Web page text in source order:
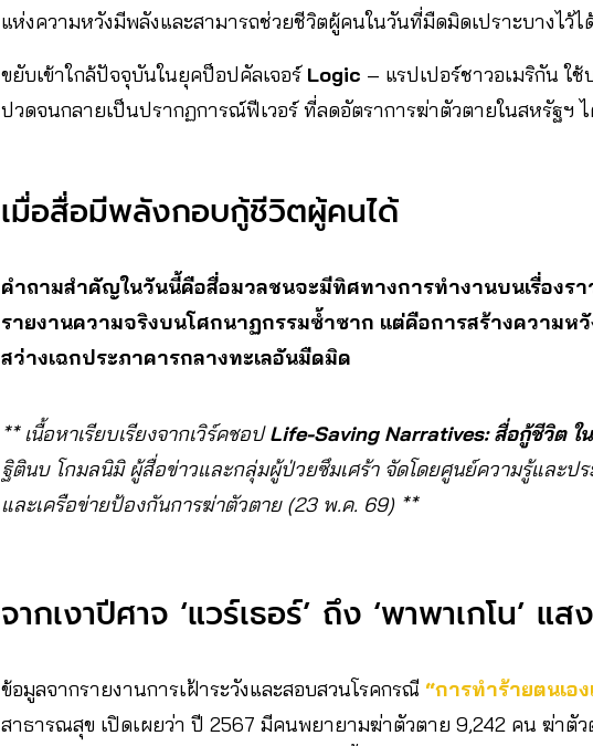
แห่งความหวังมีพลังและสามารถช่วยชีวิตผู้คนในวันที่มืดมิดเปราะบางไว้ไ
ขยับเข้าใกล้ปัจจุบันในยุคป็อปคัลเจอร์Logic – แรปเปอร์ชาวอเมริกัน ใ
ปวดจนกลายเป็นปรากฏการณ์ฟีเวอร์ ที่ลดอัตราการฆ่าตัวตายในสหรัฐฯ
เมื่อสื่อมีพลังกอบกู้ชีวิตผู้คนได้
คำถามสำคัญในวันนี้คือสื่อมวลชนจะมีทิศทางการทำงานบนเรื่องรา
รายงานความจริงบนโศกนาฏกรรมซ้ำซาก แต่คือการสร้างความห
สว่างเฉกประภาคารกลางทะเลอันมืดมิด
** เนื้อหาเรียบเรียงจากเวิร์คชอปLife-Saving Narratives: สื่อกู้ชีวิต ใ
ฐิตินบ โกมลนิมิ ผู้สื่อข่าวและกลุ่มผู้ป่วยซึมเศร้า จัดโดยศูนย์ความรู้และ
และเครือข่ายป้องกันการฆ่าตัวตาย (23 พ.ค. 69) **
จากเงาปีศาจ ‘แวร์เธอร์’ ถึง ‘พาพาเกโน’ แ
ข้อมูลจากรายงานการเฝ้าระวังและสอบสวนโรคกรณี “การทำร้ายตนเอ
สาธารณสุข เปิดเผยว่า ปี 2567 มีคนพยายามฆ่าตัวตาย 9,242 คน ฆ่าตัว